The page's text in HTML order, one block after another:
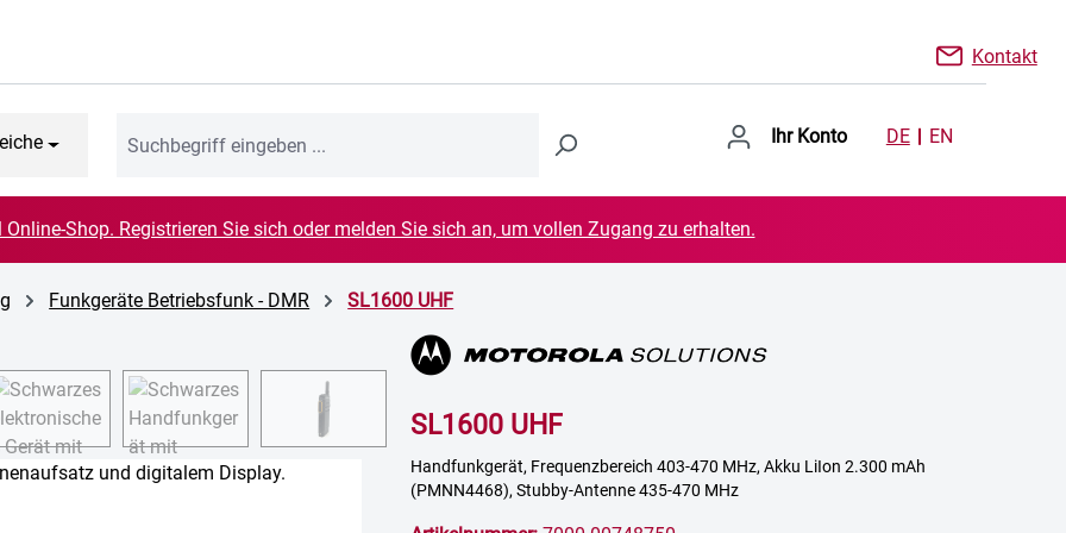
Kontakt
Ihr Konto DE EN
Shop. Registrieren Sie sich oder melden Sie sich an, um vollen Zugang zu erhalten.
Funkgeräte Betriebsfunk - DMR SL1600 UHF
SL1600 UHF
Handfunkgerät, Frequenzbereich 403-470 MHz, Akku LiIon 2.300 mAh
(PMNN4468), Stubby-Antenne 435-470 MHz